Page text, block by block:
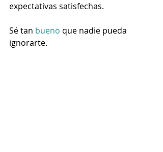
expectativas satisfechas.
Sé tan bueno que nadie pueda
ignorarte.